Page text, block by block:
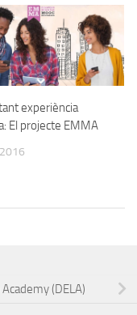
experiència
El projecte EMMA
(DELA)